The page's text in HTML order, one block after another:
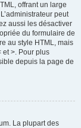
offrant un large
peut
aussi les désactiver
du formulaire de
au style HTML, mais
et >. Pour plus
depuis la page de
La plupart des